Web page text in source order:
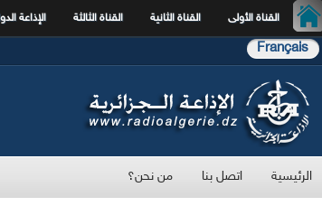
القناة الأولى القناة الثانية القناة الثالثة الإذاعة
Français
الرئيسية اتصل بنا من نحن؟